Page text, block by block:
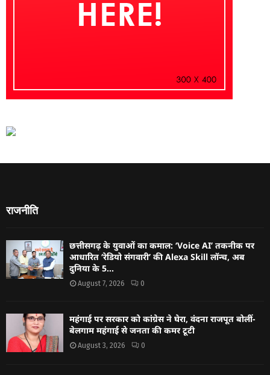
राजनीति
छत्तीसगढ़ के युवाओं का कमाल: ‘Voice AI’ तकनीक पर
आधारित ‘रेडियो संगवारी’ की Alexa Skill लॉन्च, अब
दुनिया के 5...
August 7, 2026 0
महंगाई पर सरकार को कांग्रेस ने घेरा, वंदना राजपूत बोलीं-
बेलगाम महंगाई से जनता की कमर टूटी
August 3, 2026 0